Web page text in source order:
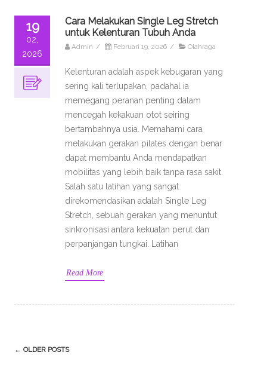
19
02,
2026
Cara Melakukan Single Leg Stretch
untuk Kelenturan Tubuh Anda
Admin / Februari 19, 2026 / Olahraga
Kelenturan adalah aspek kebugaran yang
sering kali terlupakan, padahal ia
memegang peranan penting dalam
mencegah kekakuan otot seiring
bertambahnya usia. Memahami cara
melakukan gerakan pilates dengan benar
dapat membantu Anda mendapatkan
mobilitas yang lebih baik tanpa rasa sakit.
Salah satu latihan yang sangat
direkomendasikan adalah Single Leg
Stretch, sebuah gerakan yang menuntut
sinkronisasi antara kekuatan perut dan
perpanjangan tungkai. Latihan
Read More
Post
← OLDER POSTS